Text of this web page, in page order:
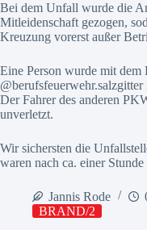
Bei dem Unfall wurde die
Mitleidenschaft gezogen,
Kreuzung vorerst außer
Eine Person wurde mit dem
Der Fahrer des anderen
unverletzt.
Wir sichersten die
waren nach ca. einer
Jannis Rode
BRAND/2